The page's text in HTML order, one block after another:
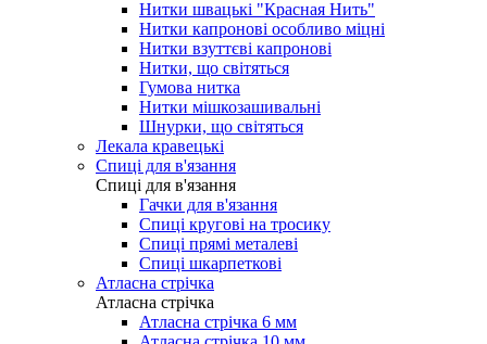
Нитки швацькі "Красная Нить"
Нитки капронові особливо міцні
Нитки взуттєві капронові
Нитки, що світяться
Гумова нитка
Нитки мішкозашивальні
Шнурки, що світяться
Лекала кравецькі
Cпиці для в'язання
Cпиці для в'язання
Гачки для в'язання
Спиці кругові на тросику
Спиці прямі металеві
Спиці шкарпеткові
Атласна стрічка
Атласна стрічка
Атласна стрічка 6 мм